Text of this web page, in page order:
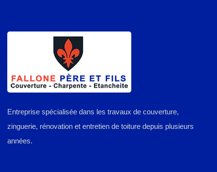
Entreprise spécialisée dans les travaux de couverture,
zinguerie, rénovation et entretien de toiture depuis plusieurs
années.